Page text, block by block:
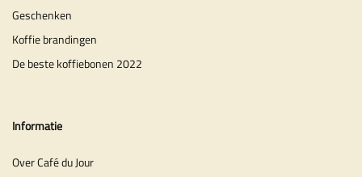
Geschenken
Koffie brandingen
De beste koffiebonen 2022
Informatie
Over Café du Jour